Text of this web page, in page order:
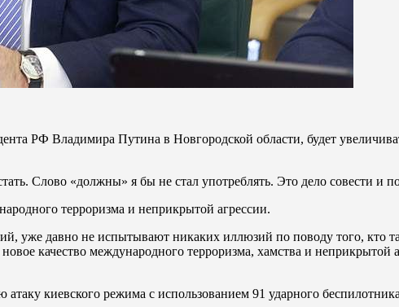
РФ Владимира Путина в Новгородской области, будет
Слово «должны» я бы не стал употреблять. Это дело совести и
терроризма и неприкрытой агрессии.
уже давно не испытывают никаких иллюзий по поводу того, кто
качество международного терроризма, хамства и
киевского режима с использованием 91 ударного